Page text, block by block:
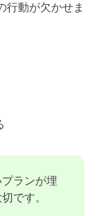
行動が欠かせま
ランが埋
です。